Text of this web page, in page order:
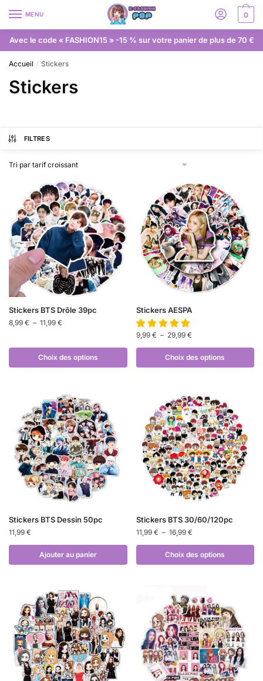
MENU 0
Avec le code « FASHION15 » -15 % sur votre panier de plus de 70 €
Accueil / Stickers
Stickers
FILTRES
Stickers BTS Drôle 39pc
8,99 € – 11,99 €
Choix des options
Stickers AESPA
9,99 € – 29,99 €
Choix des options
Stickers BTS Dessin 50pc
11,99 €
Ajouter au panier
Stickers BTS 30/60/120pc
11,99 € – 16,99 €
Choix des options